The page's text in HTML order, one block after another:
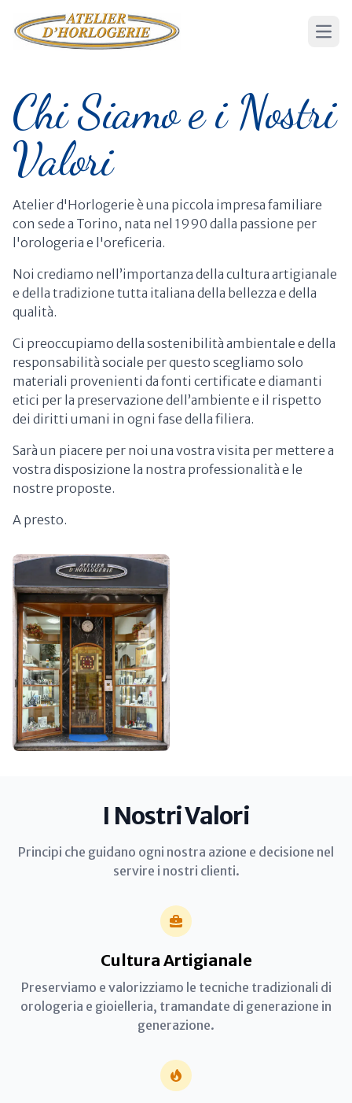
Apri
Chi Siamo e i Nostri
Valori
Atelier d'Horlogerie è una piccola impresa familiare
con sede a Torino, nata nel 1990 dalla passione per
l'orologeria e l'oreficeria.
Noi crediamo nell’importanza della cultura artigianale
e della tradizione tutta italiana della bellezza e della
qualità.
Ci preoccupiamo della sostenibilità ambientale e della
responsabilità sociale per questo scegliamo solo
materiali provenienti da fonti certificate e diamanti
etici per la preservazione dell’ambiente e il rispetto
dei diritti umani in ogni fase della filiera.
Sarà un piacere per noi una vostra visita per mettere a
vostra disposizione la nostra professionalità e le
nostre proposte.
A presto.
I Nostri Valori
Principi che guidano ogni nostra azione e decisione nel
servire i nostri clienti.
Cultura Artigianale
Preserviamo e valorizziamo le tecniche tradizionali di
orologeria e gioielleria, tramandate di generazione in
generazione.